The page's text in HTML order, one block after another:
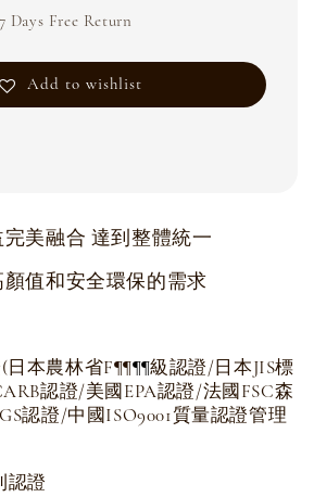
Days Free Return
Add to wishlist
美融合 達到整體統一
值和安全環保的需求
日本農林省F¶¶¶¶級認證/日本JIS標
認證/美國EPA認證/法國FSC森
認證/中國ISO9001質量認證管理
認證